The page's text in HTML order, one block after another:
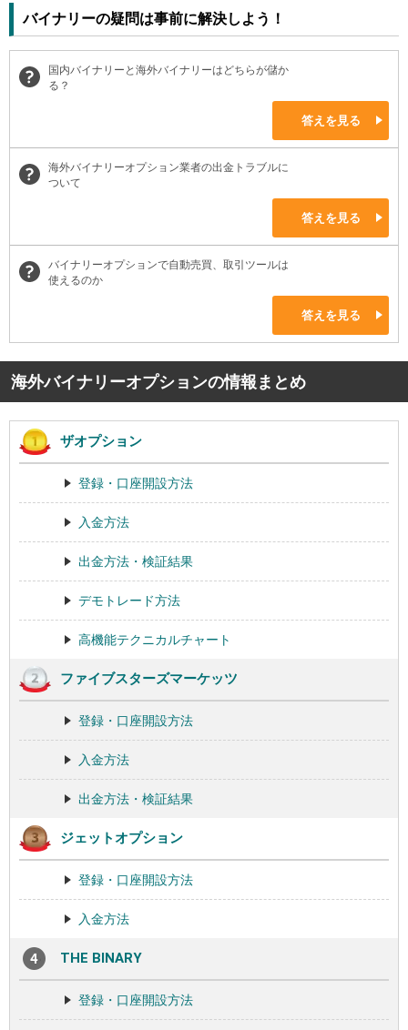
バイナリーの疑問は事前に解決しよう！
国内バイナリーと海外バイナリーはどちらが儲か
る？
答えを見る
海外バイナリーオプション業者の出金トラブルに
ついて
答えを見る
バイナリーオプションで自動売買、取引ツールは
使えるのか
答えを見る
海外バイナリーオプションの情報まとめ
ザオプション
登録・口座開設方法
入金方法
出金方法・検証結果
デモトレード方法
高機能テクニカルチャート
ファイブスターズマーケッツ
登録・口座開設方法
入金方法
出金方法・検証結果
ジェットオプション
登録・口座開設方法
入金方法
THE BINARY
登録・口座開設方法